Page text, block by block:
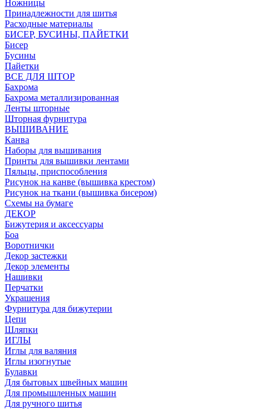
Ножницы
Принадлежности для шитья
Расходные материалы
БИСЕР, БУСИНЫ, ПАЙЕТКИ
Бисер
Бусины
Пайетки
ВСЕ ДЛЯ ШТОР
Бахрома
Бахрома металлизированная
Ленты шторные
Шторная фурнитура
ВЫШИВАНИЕ
Канва
Наборы для вышивания
Принты для вышивки лентами
Пяльцы, приспособления
Рисунок на канве (вышивка крестом)
Рисунок на ткани (вышивка бисером)
Схемы на бумаге
ДЕКОР
Бижутерия и аксессуары
Боа
Воротнички
Декор застежки
Декор элементы
Нашивки
Перчатки
Украшения
Фурнитура для бижутерии
Цепи
Шляпки
ИГЛЫ
Иглы для валяния
Иглы изогнутые
Булавки
Для бытовых швейных машин
Для промышленных машин
Для ручного шитья